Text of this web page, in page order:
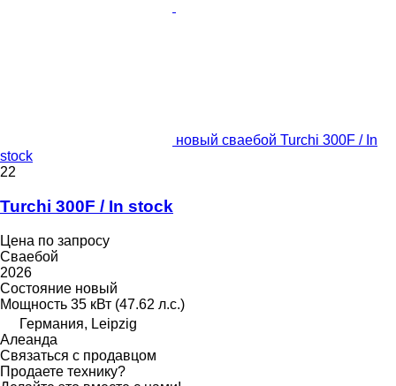
новый сваебой Turchi 300F / In
stock
22
Turchi 300F / In stock
Цена по запросу
Сваебой
2026
Состояние новый
Мощность 35 кВт (47.62 л.с.)
Германия, Leipzig
Алеанда
Связаться с продавцом
Продаете технику?